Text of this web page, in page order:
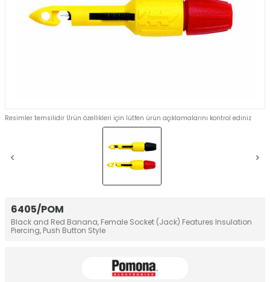
6405/POM
Black and Red Banana, Female Socket (Jack) Features Insulation
Piercing, Push Button Style
Resimler temsilidir Ürün özellikleri için lütfen ürün açıklamalarını kontrol ediniz